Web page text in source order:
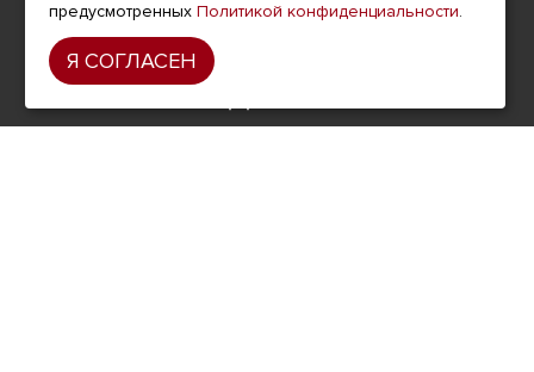
ПОДРОБНАЯ ИНФОРМАЦИЯ
О ПЕРЕЕЗДЕ ПО ССЫЛКЕ
Гарантия и сервис
Политика конфиденциальности
Пользовательское соглашение
предусмотренных Политикой конфиденциальности.
Я СОГЛАСЕН